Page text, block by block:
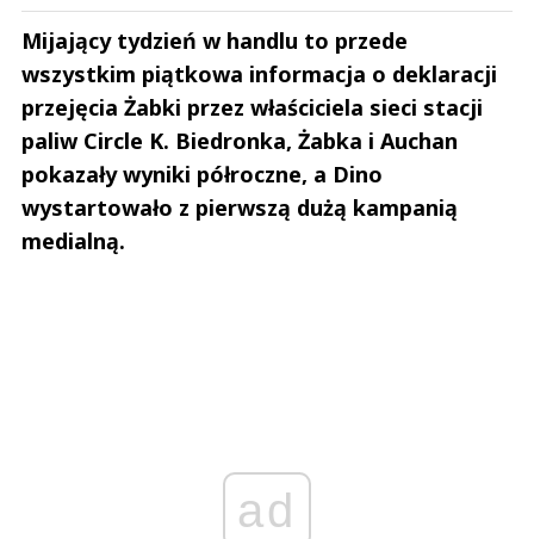
Mijający tydzień w handlu to przede
wszystkim piątkowa informacja o deklaracji
przejęcia Żabki przez właściciela sieci stacji
paliw Circle K. Biedronka, Żabka i Auchan
pokazały wyniki półroczne, a Dino
wystartowało z pierwszą dużą kampanią
medialną.
ad